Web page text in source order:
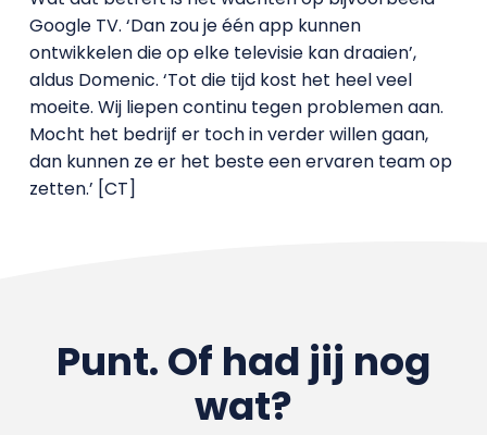
Google TV. ‘Dan zou je één app kunnen
ontwikkelen die op elke televisie kan draaien’,
aldus Domenic. ‘Tot die tijd kost het heel veel
moeite. Wij liepen continu tegen problemen aan.
Mocht het bedrijf er toch in verder willen gaan,
dan kunnen ze er het beste een ervaren team op
zetten.’ [CT]
Punt. Of had jij nog
wat?